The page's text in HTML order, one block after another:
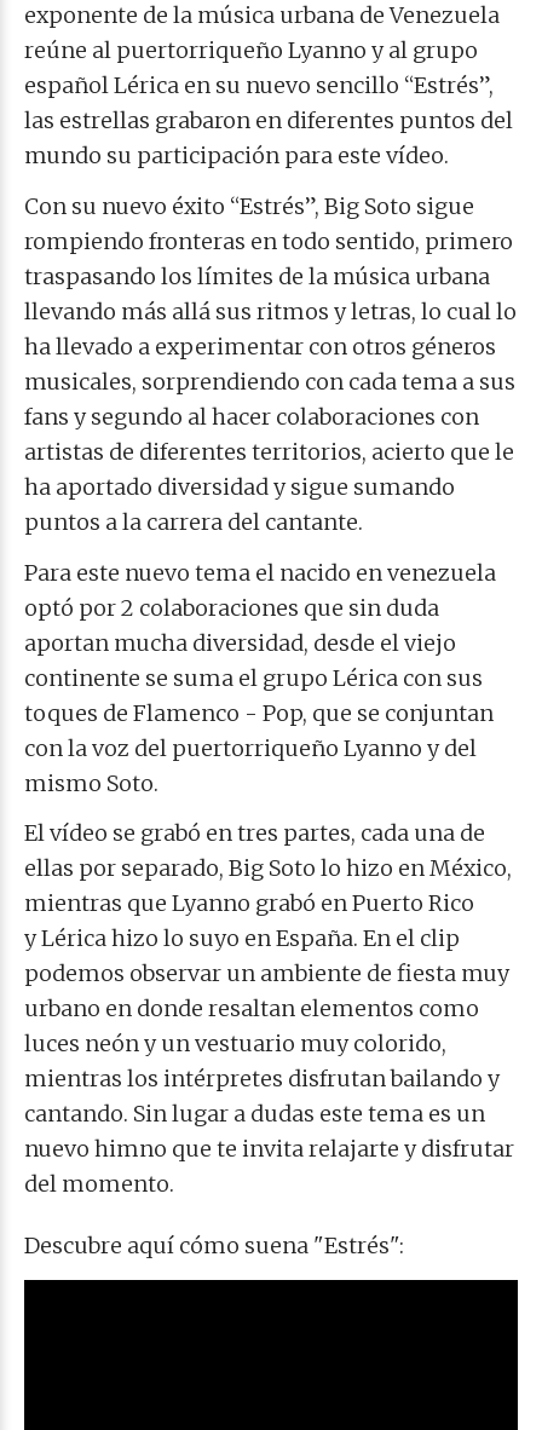
exponente de la música urbana de Venezuela
reúne al puertorriqueño Lyanno y al grupo
español Lérica en su nuevo sencillo “Estrés”,
las estrellas grabaron en diferentes puntos del
mundo su participación para este vídeo.
Con su nuevo éxito “Estrés”, Big Soto sigue
rompiendo fronteras en todo sentido, primero
traspasando los límites de la música urbana
llevando más allá sus ritmos y letras, lo cual lo
ha llevado a experimentar con otros géneros
musicales, sorprendiendo con cada tema a sus
fans y segundo al hacer colaboraciones con
artistas de diferentes territorios, acierto que le
ha aportado diversidad y sigue sumando
puntos a la carrera del cantante.
Para este nuevo tema el nacido en venezuela
optó por 2 colaboraciones que sin duda
aportan mucha diversidad, desde el viejo
continente se suma el grupo Lérica con sus
toques de Flamenco - Pop, que se conjuntan
con la voz del puertorriqueño Lyanno y del
mismo Soto.
El vídeo se grabó en tres partes, cada una de
ellas por separado, Big Soto lo hizo en México,
mientras que Lyanno grabó en Puerto Rico
y Lérica hizo lo suyo en España. En el clip
podemos observar un ambiente de fiesta muy
urbano en donde resaltan elementos como
luces neón y un vestuario muy colorido,
mientras los intérpretes disfrutan bailando y
cantando. Sin lugar a dudas este tema es un
nuevo himno que te invita relajarte y disfrutar
del momento.
Descubre aquí cómo suena "Estrés":